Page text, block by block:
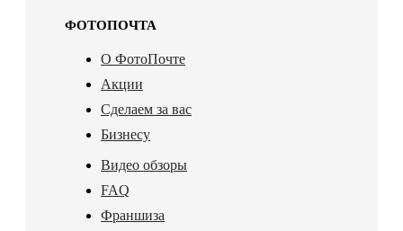
ФОТОПОЧТА
О ФотоПочте
Акции
Сделаем за вас
Бизнесу
Видео обзоры
FAQ
Франшиза